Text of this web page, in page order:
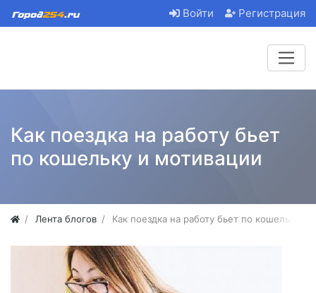
Войти Регистрация
Как поездка на работу бьет
по кошельку и мотивации
Лента блогов Как поездка на работу бьет по кошельку и